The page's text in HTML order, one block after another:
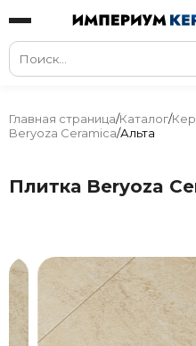
Главная страница/Каталог/
Beryoza Ceramica/Альта
Плитка Beryoza